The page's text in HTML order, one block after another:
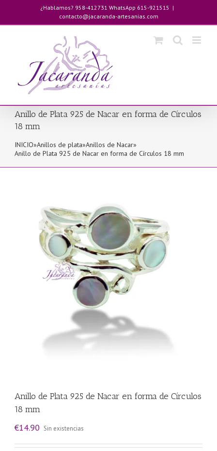
contenido
¿Hablamos? 958-412731 WhatsApp 615-921515 |
contacto@jacaranda-artesanias.com
Anillo de Plata 925 de Nacar en forma de Círculos
18 mm
INICIO»Anillos de plata»Anillos de Nacar»
Anillo de Plata 925 de Nacar en forma de Círculos 18 mm
Anillo de Plata 925 de Nacar en forma de Círculos
18 mm
€14.90 Sin existencias